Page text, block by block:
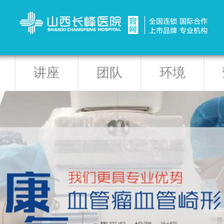
讲座 团队 环境